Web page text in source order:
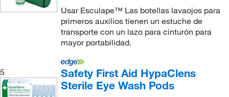
Usar Esculape™ Las botellas lavaojos para
primeros auxilios tienen un estuche de
transporte con un lazo para cinturón para
mayor portabilidad.
5
Safety First Aid HypaClens
Sterile Eye Wash Pods